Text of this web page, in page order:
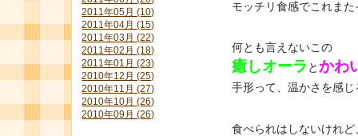
モッチリ食感でこれまた
何とも言えないこの
癒しオーラ とかわ
手形って、温かさを感
食べられはしないけれど
2011年05月 (10)
2011年04月 (15)
2011年03月 (22)
2011年02月 (18)
2011年01月 (23)
2010年12月 (25)
2010年11月 (27)
2010年10月 (26)
2010年09月 (26)